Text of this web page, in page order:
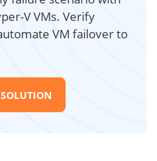
V VMs. Verify
VM failover to